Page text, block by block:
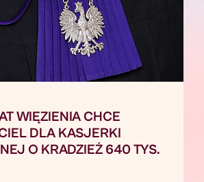
WIĘZIENIA CHCE
DLA KASJERKI
O KRADZIEŻ 640 TYS.